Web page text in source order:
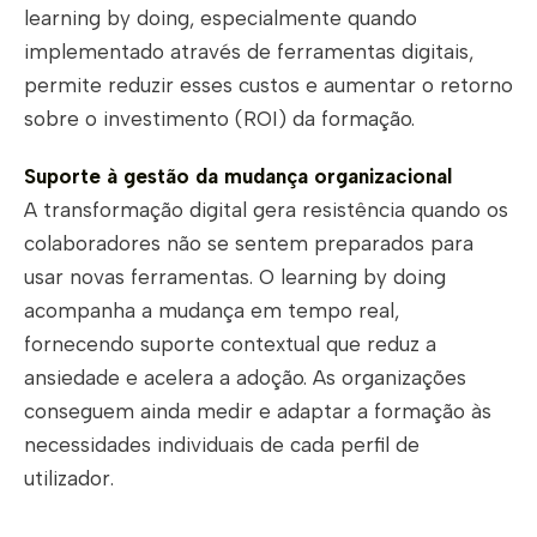
learning by doing, especialmente quando
implementado através de ferramentas digitais,
permite reduzir esses custos e aumentar o retorno
sobre o investimento (ROI) da formação.
Suporte à gestão da mudança organizacional
A transformação digital gera resistência quando os
colaboradores não se sentem preparados para
usar novas ferramentas. O learning by doing
acompanha a mudança em tempo real,
fornecendo suporte contextual que reduz a
ansiedade e acelera a adoção. As organizações
conseguem ainda medir e adaptar a formação às
necessidades individuais de cada perfil de
utilizador.